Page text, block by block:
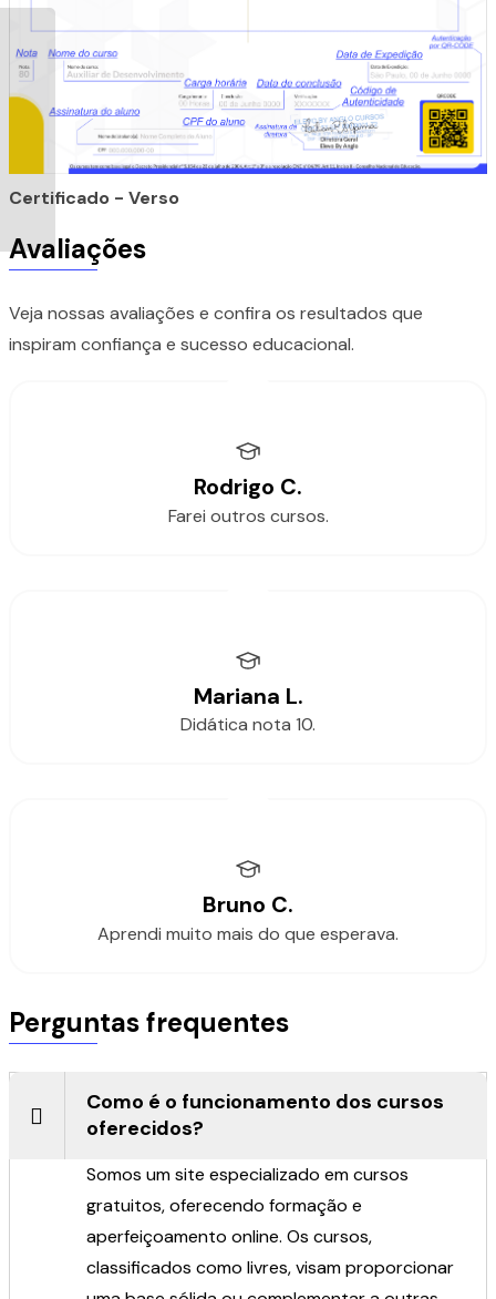
Certificado - Verso
Avaliações
Veja nossas avaliações e confira os resultados que
inspiram confiança e sucesso educacional.
Rodrigo C.
Farei outros cursos.
Mariana L.
Didática nota 10.
Bruno C.
Aprendi muito mais do que esperava.
Perguntas frequentes
Como é o funcionamento dos cursos
oferecidos?
Somos um site especializado em cursos
gratuitos, oferecendo formação e
aperfeiçoamento online. Os cursos,
classificados como livres, visam proporcionar